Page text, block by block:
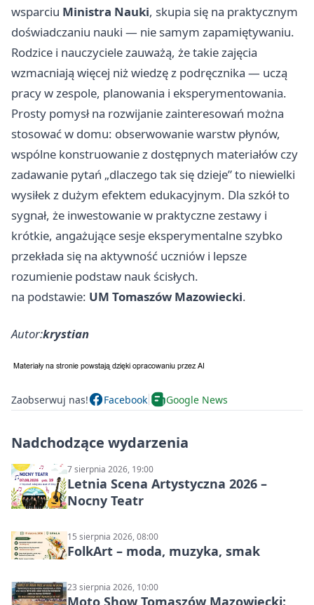
wsparciu Ministra Nauki, skupia się na praktycznym
doświadczaniu nauki — nie samym zapamiętywaniu.
Rodzice i nauczyciele zauważą, że takie zajęcia
wzmacniają więcej niż wiedzę z podręcznika — uczą
pracy w zespole, planowania i eksperymentowania.
Prosty pomysł na rozwijanie zainteresowań można
stosować w domu: obserwowanie warstw płynów,
wspólne konstruowanie z dostępnych materiałów czy
zadawanie pytań „dlaczego tak się dzieje” to niewielki
wysiłek z dużym efektem edukacyjnym. Dla szkół to
sygnał, że inwestowanie w praktyczne zestawy i
krótkie, angażujące sesje eksperymentalne szybko
przekłada się na aktywność uczniów i lepsze
rozumienie podstaw nauk ścisłych.
na podstawie: UM Tomaszów Mazowiecki.
Autor:krystian
Zaobserwuj nas! Facebook Google News
Nadchodzące wydarzenia
7 sierpnia 2026, 19:00
Letnia Scena Artystyczna 2026 –
Nocny Teatr
15 sierpnia 2026, 08:00
FolkArt – moda, muzyka, smak
23 sierpnia 2026, 10:00
Moto Show Tomaszów Mazowiecki: